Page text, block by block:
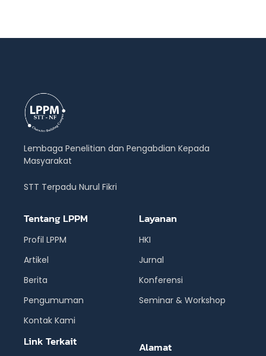
Lembaga Penelitian dan Pengabdian Kepada
Masyarakat
STT Terpadu Nurul Fikri
Tentang LPPM
Profil LPPM
Artikel
Berita
Pengumuman
Kontak Kami
Layanan
HKI
Jurnal
Konferensi
Seminar & Workshop
Link Terkait Alamat